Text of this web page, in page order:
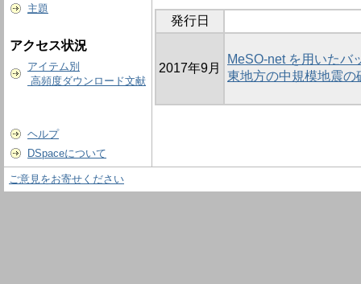
主題
アクセス状況
アイテム別
高頻度ダウンロード文献
ヘルプ
DSpaceについて
発行日
2017年9月
MeSO-net を用いたバ
東地方の中規模地震の
ご意見をお寄せください